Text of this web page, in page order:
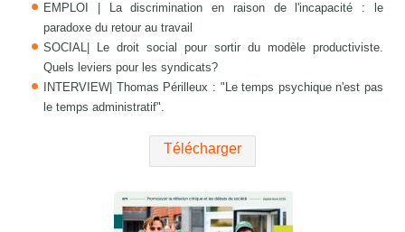
EMPLOI | La discrimination en raison de l'incapacité : le
paradoxe du retour au travail
SOCIAL| Le droit social pour sortir du modèle productiviste.
Quels leviers pour les syndicats?
INTERVIEW| Thomas Périlleux : "Le temps psychique n'est pas
le temps administratif".
Télécharger